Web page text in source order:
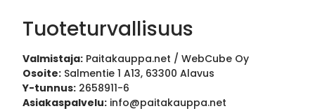
Tuoteturvallisuus
Valmistaja: Paitakauppa.net / WebCube Oy
Osoite: Salmentie 1 A13, 63300 Alavus
Y-tunnus: 2658911-6
Asiakaspalvelu: info@paitakauppa.net